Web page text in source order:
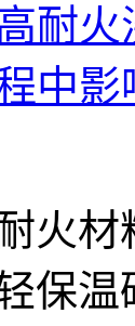
耐
中
火
保